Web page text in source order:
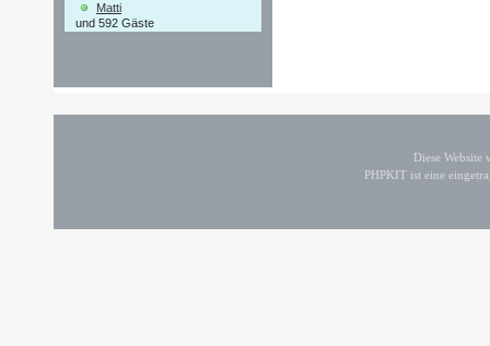
Matti
und 592 Gäste
Diese
PHPKIT ist eine